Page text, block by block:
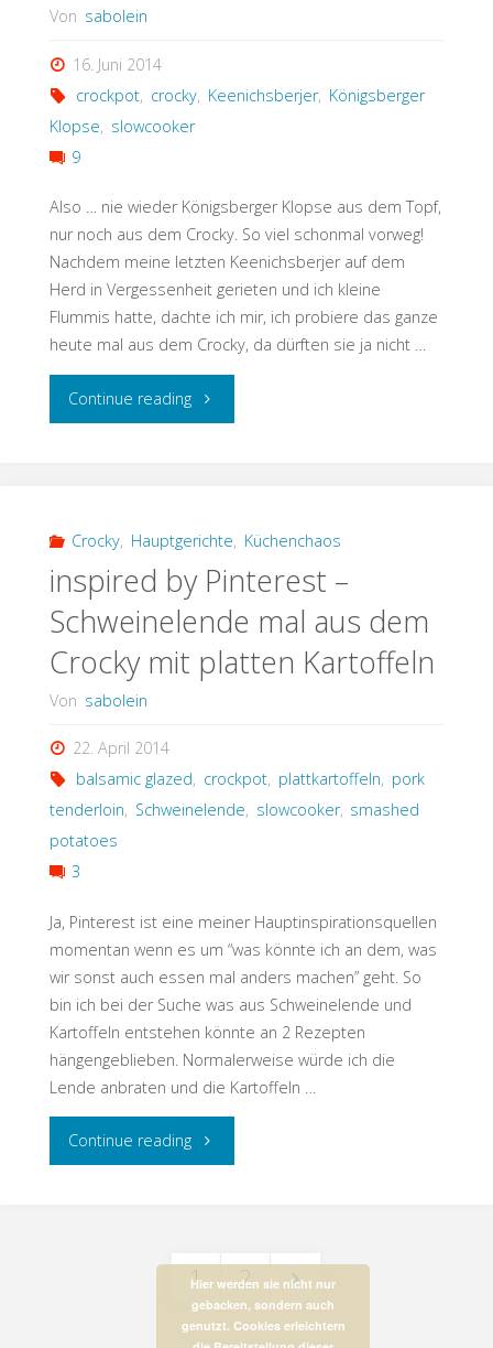
Von sabolein
16. Juni 2014
crockpot, crocky, Keenichsberjer, Königsberger
Klopse, slowcooker
9
Also … nie wieder Königsberger Klopse aus dem Topf,
nur noch aus dem Crocky. So viel schonmal vorweg!
Nachdem meine letzten Keenichsberjer auf dem
Herd in Vergessenheit gerieten und ich kleine
Flummis hatte, dachte ich mir, ich probiere das ganze
heute mal aus dem Crocky, da dürften sie ja nicht …
Continue reading"Königsberger
dem
Crocky"
Crocky, Hauptgerichte, Küchenchaos
inspired by Pinterest –
Schweinelende mal aus dem
Crocky mit platten Kartoffeln
Von sabolein
22. April 2014
balsamic glazed, crockpot, plattkartoffeln, pork
tenderloin, Schweinelende, slowcooker, smashed
potatoes
3
Ja, Pinterest ist eine meiner Hauptinspirationsquellen
momentan wenn es um “was könnte ich an dem, was
wir sonst auch essen mal anders machen” geht. So
bin ich bei der Suche was aus Schweinelende und
Kartoffeln entstehen könnte an 2 Rezepten
hängengeblieben. Normalerweise würde ich die
Lende anbraten und die Kartoffeln …
Continue reading"inspired
–
Schweinelende
Beitrags-
1 2
Hier werden sie nicht nur
gebacken, sondern auch
genutzt. Cookies erleichtern